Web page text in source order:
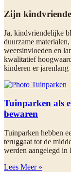
Zijn
Ja, kindvriendelijke
duurzame
weersinvloeden en
kwalitatief
kinderen er
Tuinparken als
bewaren
Tuinparken hebben
teruggaat tot de
werden aangelegd in
Lees Meer »